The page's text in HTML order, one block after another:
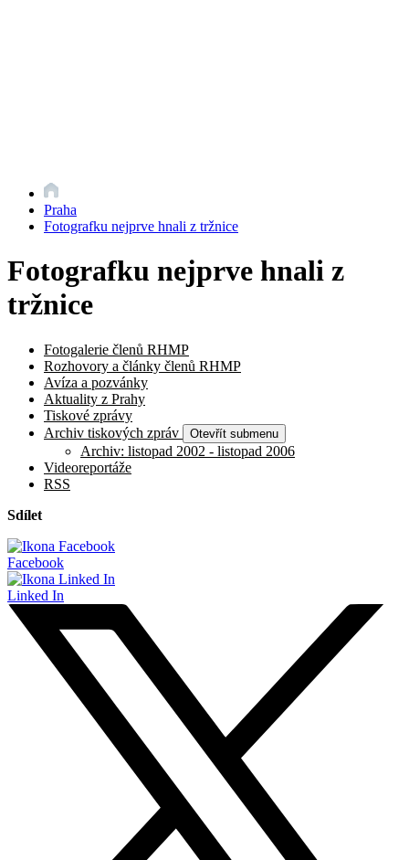
Praha
Fotografku nejprve hnali z tržnice
Fotografku nejprve hnali z
tržnice
Fotogalerie členů RHMP
Rozhovory a články členů RHMP
Avíza a pozvánky
Aktuality z Prahy
Tiskové zprávy
Archiv tiskových zpráv
Otevřít submenu
Archiv: listopad 2002 - listopad 2006
Videoreportáže
RSS
Sdílet
Facebook
Linked In